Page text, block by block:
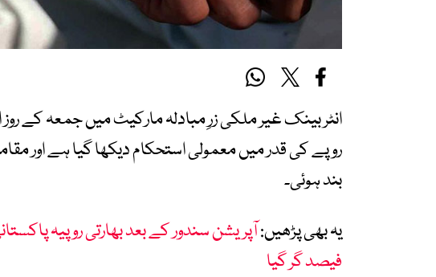
انٹر بینک غیر ملکی زرِ مبادلہ مارکیٹ میں جمعہ کے
بند ہوئی۔
یہ بھی پڑھیں:
فیصد گر گیا